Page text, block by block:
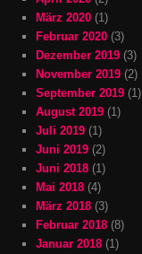
März 2020 (1)
Februar 2020 (3)
Dezember 2019 (3)
November 2019 (2)
September 2019 (1)
August 2019 (1)
Juli 2019 (1)
Juni 2019 (2)
Juni 2018 (1)
Mai 2018 (4)
März 2018 (3)
Februar 2018 (8)
Januar 2018 (1)